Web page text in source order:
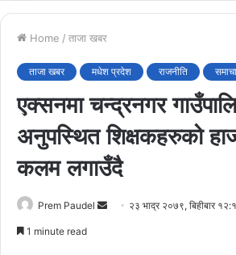
Home / ताजा खबर
ताजा खबर मधेश प्रदेश राजनीति
एक्सनमा चन्द्रनगर
अनुपस्थित शिक्षकहरुको
कलम लगाउँदै
Prem Paudel
Send २३ भाद्र २०७९, बिहीबार
1 minute read